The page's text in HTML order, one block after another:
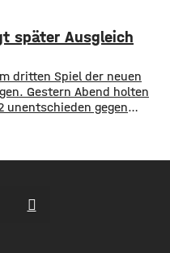
werden alle 35 Schulen
Vielzahl von Daten
gemacht. ​So
die Anzahl der
später Ausgleich
dritten Spiel der neuen
Gestern Abend holten
unentschieden gegen